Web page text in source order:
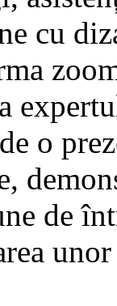
cu
o
de